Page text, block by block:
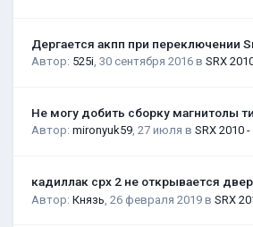
Дергается акпп при переключении
Автор: 525i 30 сентября 2016 в SRX
Не могу добить сборку магнитолы
Автор: mironyuk59 27 июля в SRX 2010
кадиллак срх 2 не открывается
Автор: Князь 26 февраля 2019 в SRX